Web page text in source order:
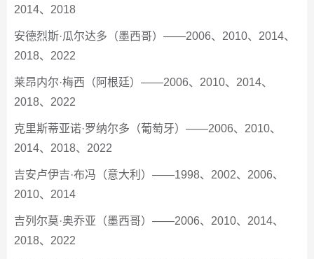
2014、2018
安德烈斯·瓜尔达多（墨西哥）——2006、2010、2014、
2018、2022
莱昂内尔·梅西（阿根廷）——2006、2010、2014、
2018、2022
克里斯蒂亚诺·罗纳尔多（葡萄牙）——2006、2010、
2014、2018、2022
吉安卢伊吉·布冯（意大利）——1998、2002、2006、
2010、2014
吉列尔莫·奥乔亚（墨西哥）——2006、2010、2014、
2018、2022